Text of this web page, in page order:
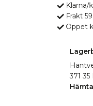
Klarna/
Frakt 59
Öppet
371 35